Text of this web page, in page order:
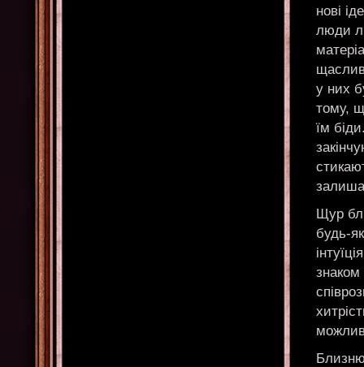
нові
люди
у них
тому,
їм
Щур
будь-
знаком